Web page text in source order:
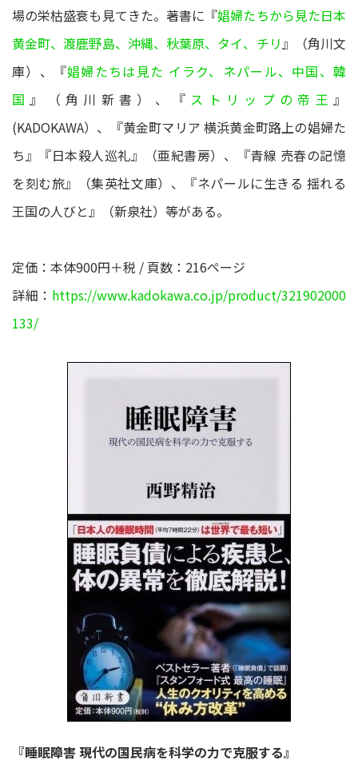
場の栄枯盛衰も見てきた。著書に『娼婦たちから見た日本
黄金町、渡鹿野島、沖縄、秋葉原、タイ、チリ』（角川文
庫）、『娼婦たちは見た イラク、ネパール、中国、韓
国』（角川新書）、『 ストリップの帝王』
(KADOKAWA）、『黄金町マリア 横浜黄金町路上の娼婦た
ち』『日本殺人巡礼』（亜紀書房）、『青線 売春の記憶
を刻む旅』（集英社文庫）、『ネパールに生きる 揺れる
王国の人びと』（新泉社）等がある。
定価：本体900円＋税 / 頁数：216ページ
詳細： https://www.kadokawa.co.jp/product/321902000
133/
『睡眠障害 現代の国民病を科学の力で克服する』